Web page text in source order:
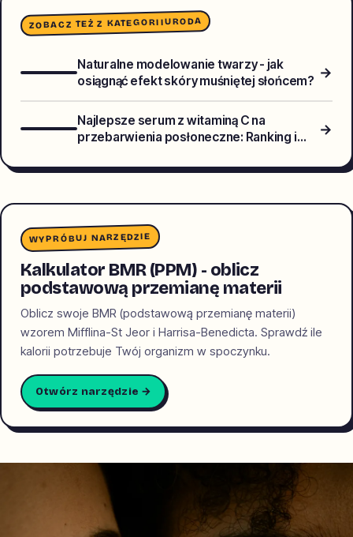
ZOBACZ TEŻ Z KATEGORIIURODA
Naturalne modelowanie twarzy - jak
osiągnąć efekt skóry muśniętej słońcem? →
Najlepsze serum z witaminą C na
przebarwienia posłoneczne: Ranking i
→
WYPRÓBUJ NARZĘDZIE
Kalkulator BMR (PPM) - oblicz
podstawową przemianę materii
Oblicz swoje BMR (podstawową przemianę materii)
wzorem Mifflina-St Jeor i Harrisa-Benedicta. Sprawdź ile
kalorii potrzebuje Twój organizm w spoczynku.
Otwórz narzędzie →